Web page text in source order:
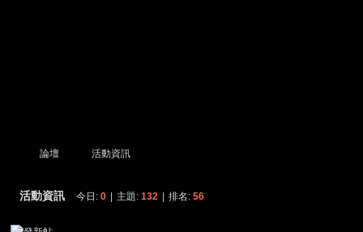
尋
論壇 活動資訊
活動資訊 今日: 0 主題: 132 排名: 56